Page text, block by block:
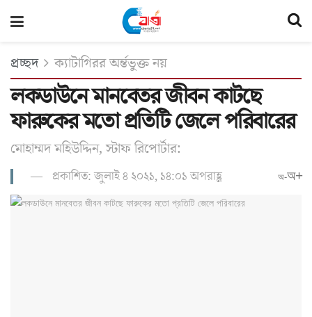
প্রচ্ছদ ক্যাটাগিরর অর্ন্তভুক্ত নয়
লকডাউনে মানবেতর জীবন কাটছে
ফারুকের মতো প্রতিটি জেলে পরিবারের
মোহাম্মদ মহিউদ্দিন, স্টাফ রিপোর্টার:
প্রকাশিত: জুলাই ৪ ২০২১, ১৪:০১ অপরাহ্ণ অ-অ+